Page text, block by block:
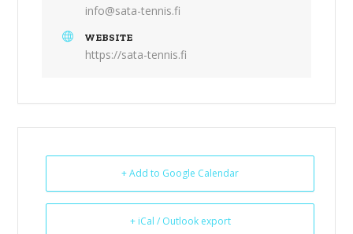
info@sata-tennis.fi
WEBSITE
https://sata-tennis.fi
+ Add to Google Calendar
+ iCal / Outlook export